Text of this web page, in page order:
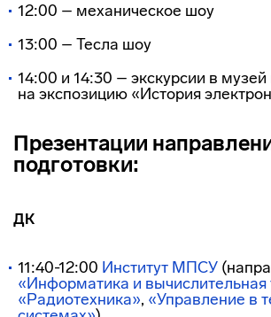
12:00 – механическое шоу
13:00 – Тесла шоу
14:00 и 14:30 – экскурсии в
на экспозицию «История
Презентации
подготовки:
ДК
11:40-12:00 Институт МПСУ
«Информатика и вычислительная
«Радиотехника», «Управление в